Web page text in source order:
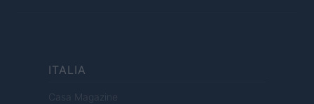
ITALIA
Casa Magazine